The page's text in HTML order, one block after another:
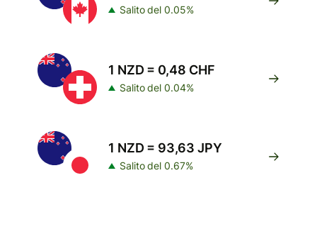
Salito del 0.05%
1 NZD = 0,48 CHF
Salito del 0.04%
1 NZD = 93,63 JPY
Salito del 0.67%